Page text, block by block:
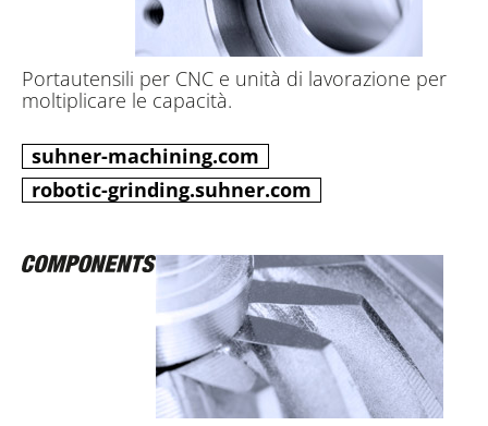
Portautensili per CNC e unità di lavorazione per
moltiplicare le capacità.
suhner-machining.com
robotic-grinding.suhner.com